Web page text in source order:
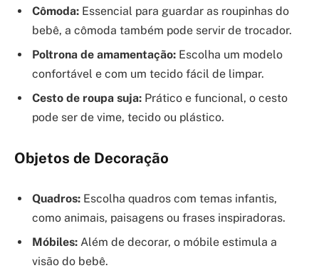
Cômoda: Essencial para guardar as roupinhas do
bebê, a cômoda também pode servir de trocador.
Poltrona de amamentação: Escolha um modelo
confortável e com um tecido fácil de limpar.
Cesto de roupa suja: Prático e funcional, o cesto
pode ser de vime, tecido ou plástico.
Objetos de Decoração
Quadros: Escolha quadros com temas infantis,
como animais, paisagens ou frases inspiradoras.
Móbiles: Além de decorar, o móbile estimula a
visão do bebê.